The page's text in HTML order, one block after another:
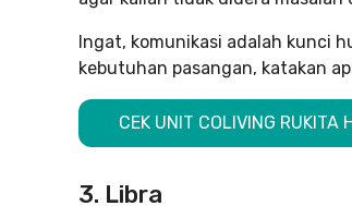
Ingat, komunikasi adalah kunci
kebutuhan pasangan, katakan
CEK UNIT COLIVING RUKITA
3. Libra